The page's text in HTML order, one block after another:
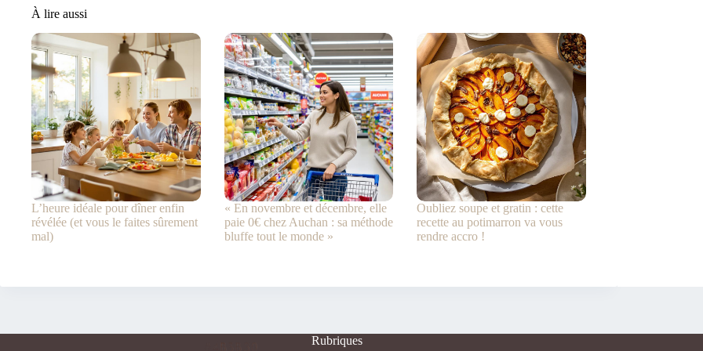
À lire aussi
L’heure idéale pour dîner enfin
révélée (et vous le faites sûrement
mal)
« En novembre et décembre, elle
paie 0€ chez Auchan : sa méthode
bluffe tout le monde »
Oubliez soupe et gratin : cette
recette au potimarron va vous
rendre accro !
Rubriques